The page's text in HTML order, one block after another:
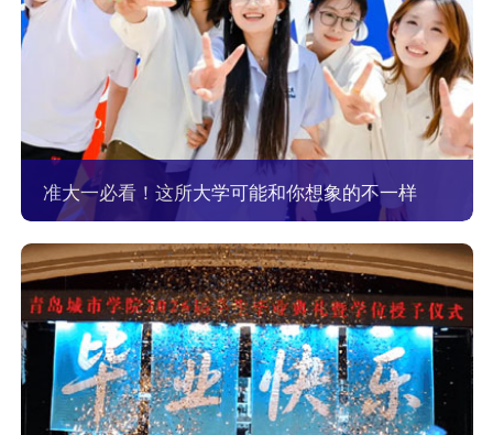
准大一必看！这所大学可能和你想象的不一样